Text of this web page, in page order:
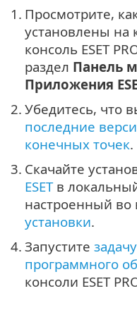
1. Просмотрите,
установлены на
консоль ESET
раздел Панель
Приложения
2. Убедитесь, что
последние
конечных точек.
3. Скачайте
ESETв
настроенный во
установки.
4. Запустите
программного
консоли ESET